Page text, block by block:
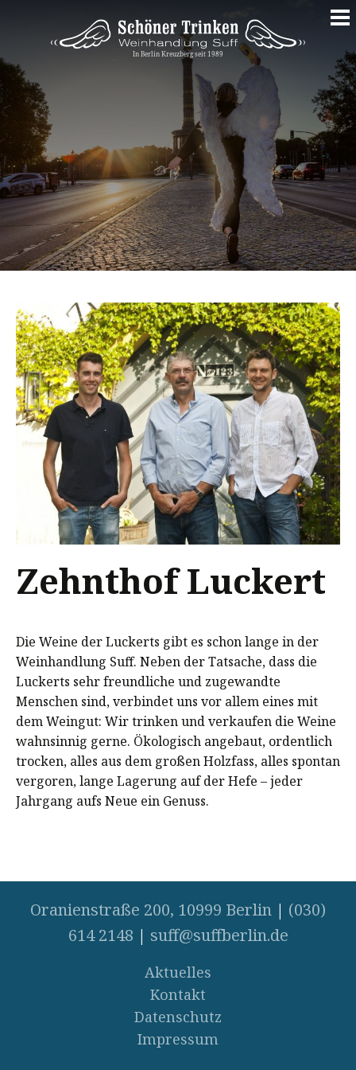
zum
Inhalt
Zehnthof Luckert
Die Weine der Luckerts gibt es schon lange in der
Weinhandlung Suff. Neben der Tatsache, dass die
Luckerts sehr freundliche und zugewandte
Menschen sind, verbindet uns vor allem eines mit
dem Weingut: Wir trinken und verkaufen die Weine
wahnsinnig gerne. Ökologisch angebaut, ordentlich
trocken, alles aus dem großen Holzfass, alles spontan
vergoren, lange Lagerung auf der Hefe – jeder
Jahrgang aufs Neue ein Genuss.
Oranienstraße 200, 10999 Berlin | (030)
614 2148 | suff@suffberlin.de
Aktuelles
Kontakt
Datenschutz
Impressum